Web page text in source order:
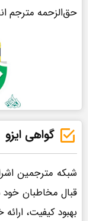
حق‌الزحمه مترجم
گواهی ایزو
شبکه مترجمین
قبال مخاطبان خود
بهبود کیفیت،